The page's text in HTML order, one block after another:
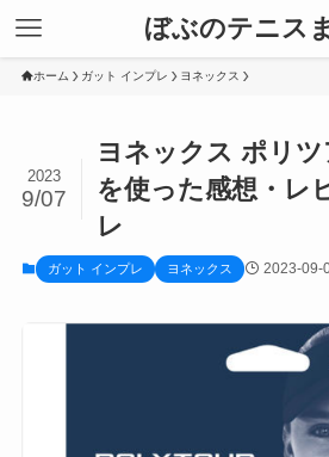
ぼぶのテニス
ホーム ガット インプレ ヨネックス
ヨネックス ポリ
を使った感想・レ
レ
2023
9/07
ガット インプレ ヨネックス 2023-09-